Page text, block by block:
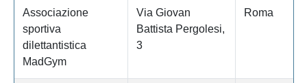
Associazione
sportiva
dilettantistica
MadGym
Via Giovan
Battista Pergolesi,
3
Roma